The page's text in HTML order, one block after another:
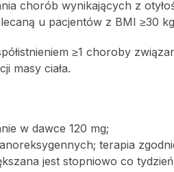
chorób wynikających z
u pacjentów z BMI ≥30
≥1 choroby
masy ciała.
w dawce 120 mg;
terapia
jest stopniowo co